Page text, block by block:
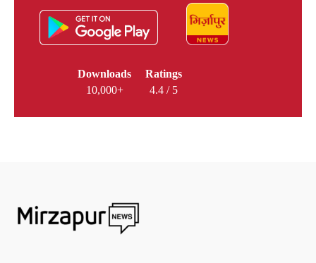
Downloads
10,000+
Ratings
4.4 / 5